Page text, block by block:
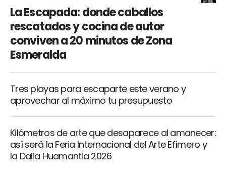
La Escapada: donde caballos
rescatados y cocina de autor
conviven a 20 minutos de Zona
Esmeralda
Tres playas para escaparte este verano y
aprovechar al máximo tu presupuesto
Kilómetros de arte que desaparece al amanecer:
así será la Feria Internacional del Arte Efímero y
la Dalia Huamantla 2026